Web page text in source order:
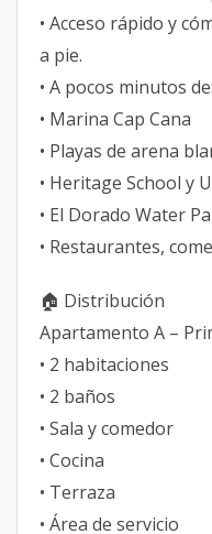
• Acceso rápido y
a pie.
• A pocos minutos de:
• Marina Cap Cana
• Playas de arena
• Heritage School y
• El Dorado Water
• Restaurantes,
🏠 Distribución
Apartamento A –
• 2 habitaciones
• 2 baños
• Sala y comedor
• Cocina
• Terraza
• Área de servicio